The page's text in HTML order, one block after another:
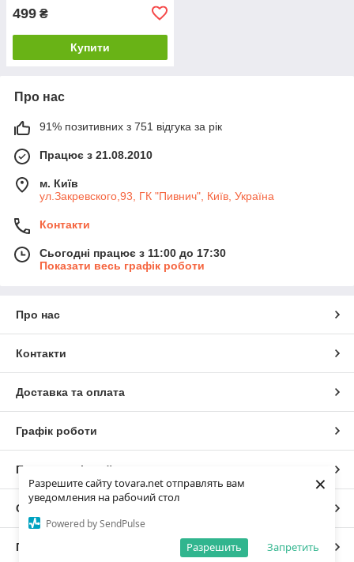
Разрешите сайту tovara.net отправлять вам
уведомления на рабочий стол
Powered by SendPulse
Запретить
Разрешить
×
499 ₴
Купити
Про нас
91% позитивних з 751 відгука за рік
Працює з 21.08.2010
м. Київ
ул.Закревского,93, ГК "Пивнич", Київ, Україна
Контакти
Сьогодні працює з 11:00 до 17:30
Показати весь графік роботи
Про нас
Контакти
Доставка та оплата
Графік роботи
Повна версія сайту
Сайт створено на маркетплейсі
Політика конфіденційності